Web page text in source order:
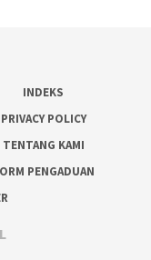
INDEKS
PRIVACY POLICY
TENTANG KAMI
PENGADUAN